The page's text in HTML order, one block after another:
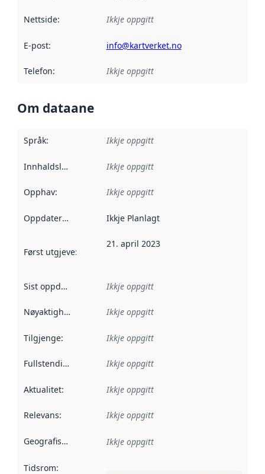
Nettside: Ikkje oppgitt
E-post: info@kartverket.no
Telefon: Ikkje oppgitt
Om dataane
Språk: Ikkje oppgitt
Innhaldsleverandørar :
Ikkje oppgitt
Opphav: Ikkje oppgitt
Oppdateringsfrekvens :
Ikkje Planlagt
Først utgjeve: Denne datoen seier når dataa i dette
21. april 2023
Sist oppdatert Ikkje oppgitt
Nøyaktigheit Ikkje oppgitt
Tilgjenge: Ikkje oppgitt
Fullstendigheit Ikkje oppgitt
Aktualitet: Ikkje oppgitt
Relevans: Ikkje oppgitt
Geografisk område Ikkje oppgitt
Tidsrom: